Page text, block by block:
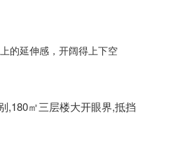
的延伸感，开阔得上下空